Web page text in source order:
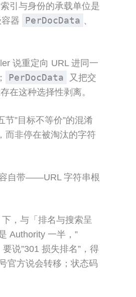
引与身份的承载单位是
器 PerDocData 、
说重定向 URL 进同一
PerDocData
又把交
在这种选择性剥离。
”目标不等价”的混淆
，而非停在被淘汰的字符
自带——URL 字符串根
，与「排名与搜索呈
Authority 一半，”
说”301 损失排名”，得
官方说会转移；状态码